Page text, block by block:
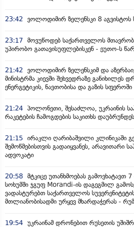
23:42 ვოლოდიმირ ზელენსკი 8 აგვისტოს
23:17 მოვუწოდებ საქართველოს
უპირობო გათავისუფლებისკენ - ეუთო-ს
21:42 ვოლოდიმირ ზელენსკიმ და
მინისტრმა კიევში შეხვედრაზე განიხილეს
ენერგეტიკის, ნავთობისა და გაზის
21:24 პოლონეთი, შესაძლოა, უკრაინის
რაკეტების ჩამოგდების საკითხს დაუბრუნდეს
21:15 ირაკლი ღარიბაშვილი კლინიკაში
შემოწმებისთვის გადაიყვანეს, არავითარი
ადვოკატი
20:58 მტკიცე უთანხმოებას გამოვხატავთ
სოხუმში ჯგუფ Morandi-ის დაგეგმილ
ვადასტურებთ საქართველოს
მთლიანობისადმი ურყევ მხარდაჭერას -
19:54 უკრაინამ დრონებით რუსეთის